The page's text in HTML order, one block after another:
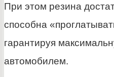
При этом резина
способна
гарантируя
автомобилем.